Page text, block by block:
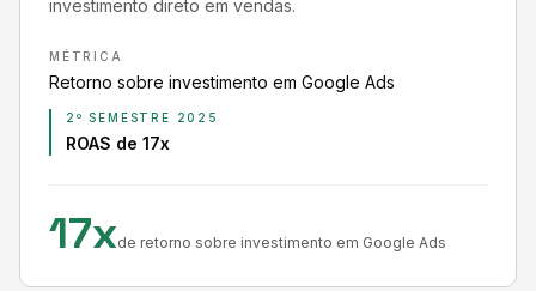
investimento direto em vendas.
MÉTRICA
Retorno sobre investimento em Google Ads
2º SEMESTRE 2025
ROAS de 17x
17xde retorno sobre investimento em Google Ads